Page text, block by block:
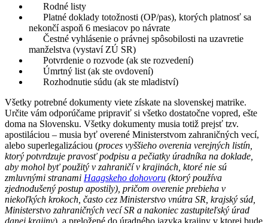
Rodné listy
Platné doklady totožnosti (OP/pas), ktorých platnosť sa
nekončí aspoň 6 mesiacov po návrate
Čestné vyhlásenie o právnej spôsobilosti na uzavretie
manželstva (vystaví ZÚ SR)
Potvrdenie o rozvode (ak ste rozvedení)
Úmrtný list (ak ste ovdovení)
Rozhodnutie súdu (ak ste mladiství)
Všetky potrebné dokumenty viete získate na slovenskej matrike.
Určite vám odporúčame pripraviť si všetko dostatočne vopred, ešte
doma na Slovensku. Všetky dokumenty musia totiž prejsť tzv.
apostiláciou – musia byť overené Ministerstvom zahraničných vecí,
alebo superlegalizáciou (proces vyššieho overenia verejných listín,
ktorý potvrdzuje pravosť podpisu a pečiatky úradníka na doklade,
aby mohol byť použitý v zahraničí v krajinách, ktoré nie sú
zmluvnými stranami Haagskeho dohovoru (ktorý používa
zjednodušený postup apostily), pričom overenie prebieha v
niekoľkých krokoch, často cez Ministerstvo vnútra SR, krajský súd,
Ministerstvo zahraničných vecí SR a nakoniec zastupiteľský úrad
danej krajiny), a preložené do úradného jazyka krajiny v ktorej bude